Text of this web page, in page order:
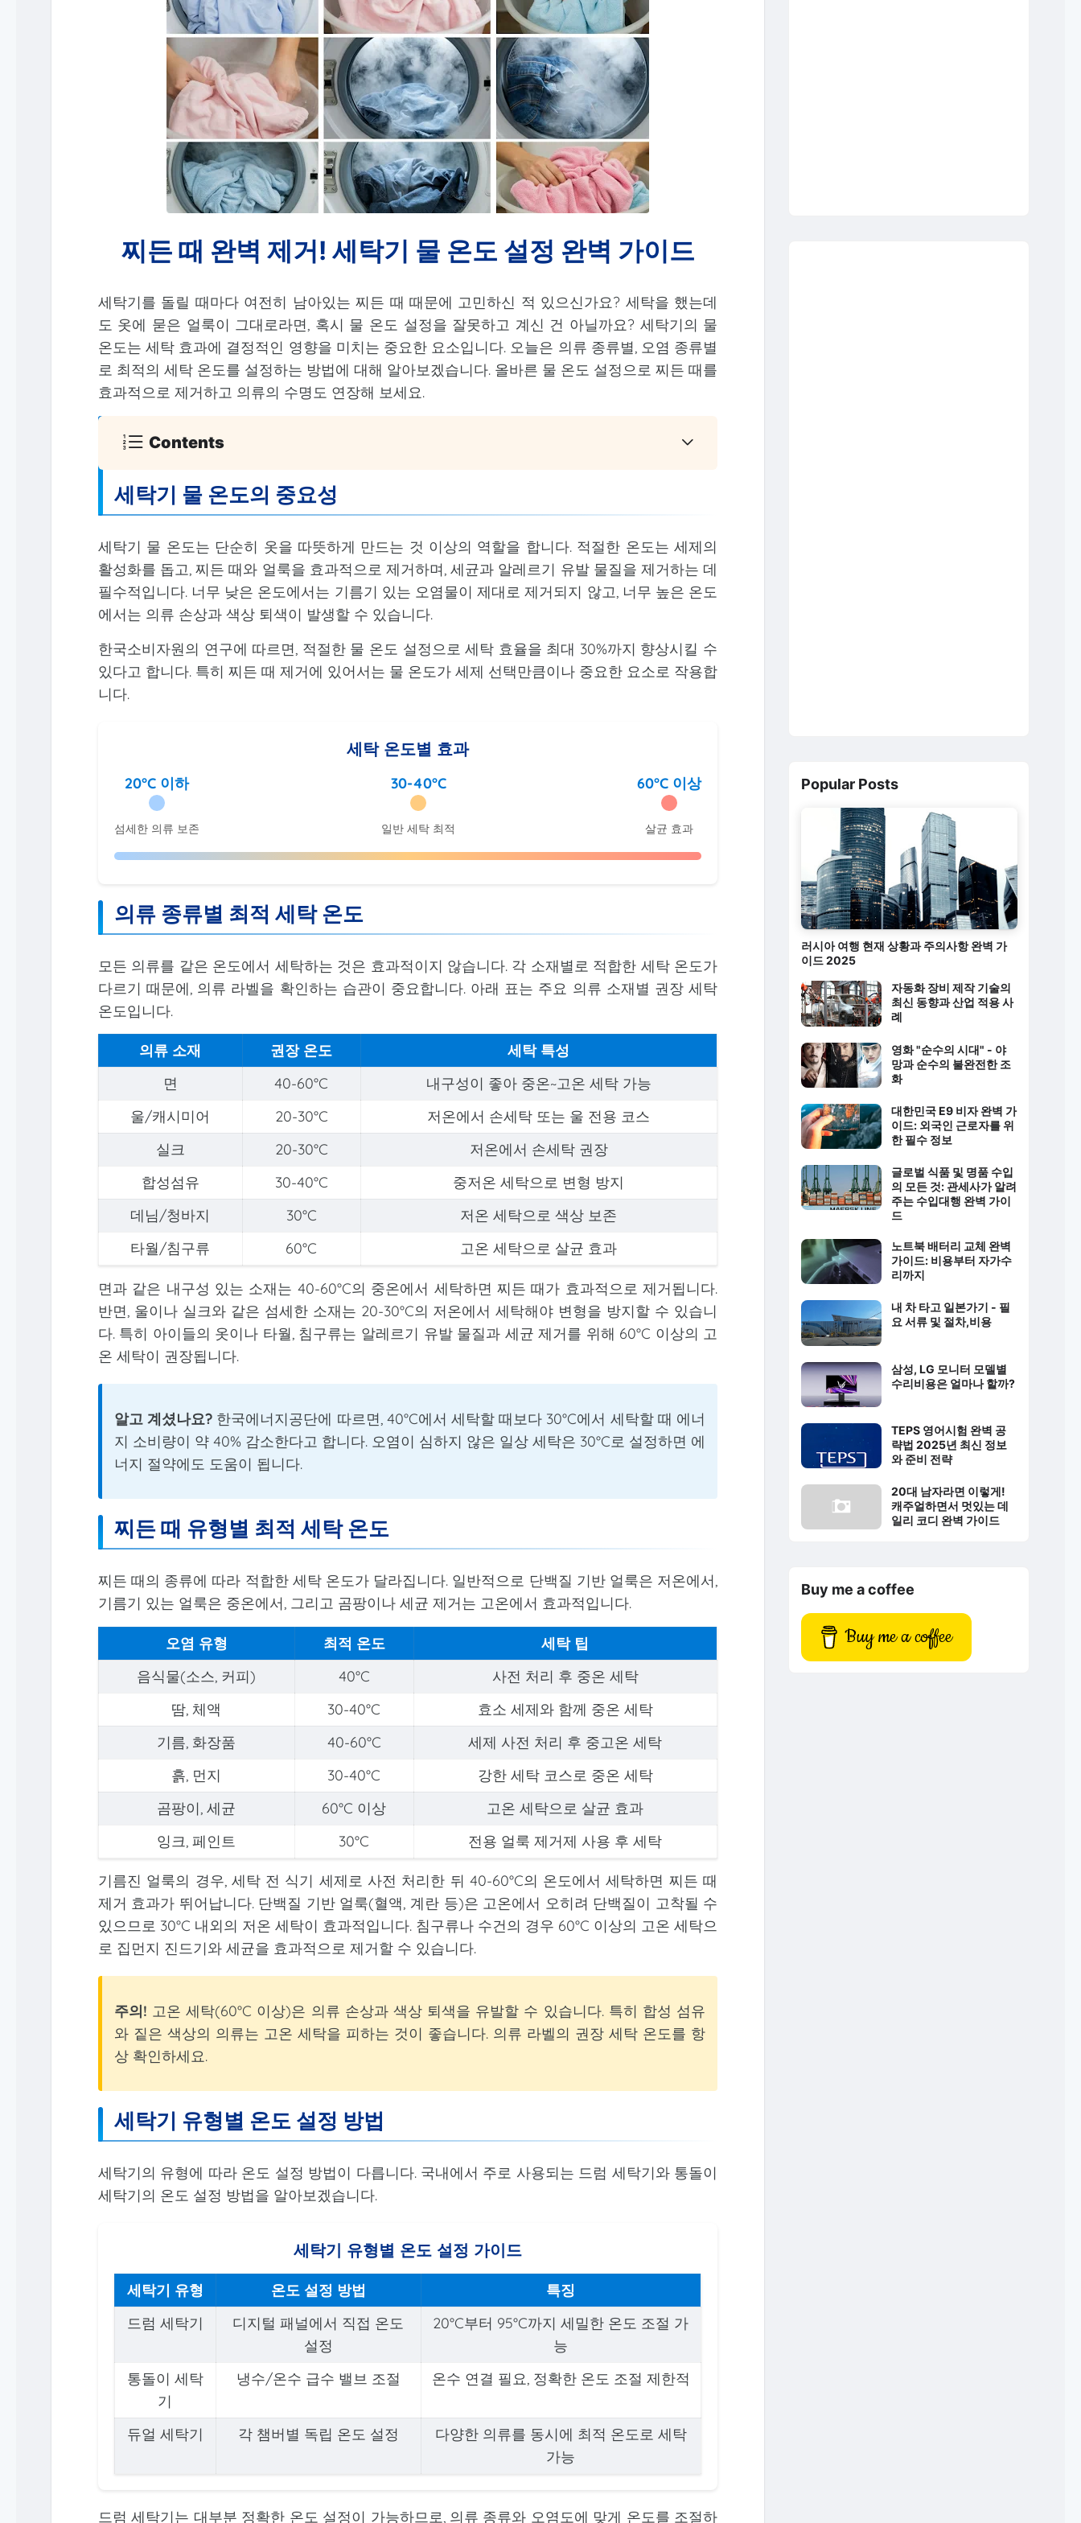
찌든 때 완벽 제거! 세탁기 물 온도 설정 완벽 가이드
세탁기를 돌릴 때마다 여전히 남아있는 찌든 때 때문에 고민하신 적 있으신가요? 세탁을 했는데
도 옷에 묻은 얼룩이 그대로라면, 혹시 물 온도 설정을 잘못하고 계신 건 아닐까요? 세탁기의 물
온도는 세탁 효과에 결정적인 영향을 미치는 중요한 요소입니다. 오늘은 의류 종류별, 오염 종류별
로 최적의 세탁 온도를 설정하는 방법에 대해 알아보겠습니다. 올바른 물 온도 설정으로 찌든 때를
효과적으로 제거하고 의류의 수명도 연장해 보세요.
Contents
세탁기 물 온도의 중요성
세탁기 물 온도는 단순히 옷을 따뜻하게 만드는 것 이상의 역할을 합니다. 적절한 온도는 세제의
활성화를 돕고, 찌든 때와 얼룩을 효과적으로 제거하며, 세균과 알레르기 유발 물질을 제거하는 데
필수적입니다. 너무 낮은 온도에서는 기름기 있는 오염물이 제대로 제거되지 않고, 너무 높은 온도
에서는 의류 손상과 색상 퇴색이 발생할 수 있습니다.
한국소비자원의 연구에 따르면, 적절한 물 온도 설정으로 세탁 효율을 최대 30%까지 향상시킬 수
있다고 합니다. 특히 찌든 때 제거에 있어서는 물 온도가 세제 선택만큼이나 중요한 요소로 작용합
니다.
세탁 온도별 효과
20°C 이하
섬세한 의류 보존
30-40°C
일반 세탁 최적
60°C 이상
살균 효과
의류 종류별 최적 세탁 온도
모든 의류를 같은 온도에서 세탁하는 것은 효과적이지 않습니다. 각 소재별로 적합한 세탁 온도가
다르기 때문에, 의류 라벨을 확인하는 습관이 중요합니다. 아래 표는 주요 의류 소재별 권장 세탁
온도입니다.
의류 소재 권장 온도
세탁 특성
면
40-60°C
내구성이 좋아 중온~고온 세탁 가능
울/캐시미어
20-30°C
저온에서 손세탁 또는 울 전용 코스
실크
20-30°C
저온에서 손세탁 권장
합성섬유
30-40°C
중저온 세탁으로 변형 방지
데님/청바지
30°C
저온 세탁으로 색상 보존
타월/침구류
60°C 고온 세탁으로 살균 효과
면과 같은 내구성 있는 소재는 40-60°C의 중온에서 세탁하면 찌든 때가 효과적으로 제거됩니다.
반면, 울이나 실크와 같은 섬세한 소재는 20-30°C의 저온에서 세탁해야 변형을 방지할 수 있습니
다. 특히 아이들의 옷이나 타월, 침구류는 알레르기 유발 물질과 세균 제거를 위해 60°C 이상의 고
온 세탁이 권장됩니다.
알고 계셨나요? 한국에너지공단에 따르면, 40°C에서 세탁할 때보다 30°C에서 세탁할 때 에너
지 소비량이 약 40% 감소한다고 합니다. 오염이 심하지 않은 일상 세탁은 30°C로 설정하면 에
너지 절약에도 도움이 됩니다.
찌든 때 유형별 최적 세탁 온도
찌든 때의 종류에 따라 적합한 세탁 온도가 달라집니다. 일반적으로 단백질 기반 얼룩은 저온에서,
기름기 있는 얼룩은 중온에서, 그리고 곰팡이나 세균 제거는 고온에서 효과적입니다.
오염 유형 최적 온도
세탁 팁
음식물(소스, 커피)
40°C
사전 처리 후 중온 세탁
땀, 체액
30-40°C
효소 세제와 함께 중온 세탁
기름, 화장품
40-60°C
세제 사전 처리 후 중고온 세탁
흙, 먼지
30-40°C
강한 세탁 코스로 중온 세탁
곰팡이, 세균
60°C 이상
고온 세탁으로 살균 효과
잉크, 페인트
30°C 전용 얼룩 제거제 사용 후 세탁
기름진 얼룩의 경우, 세탁 전 식기 세제로 사전 처리한 뒤 40-60°C의 온도에서 세탁하면 찌든 때
제거 효과가 뛰어납니다. 단백질 기반 얼룩(혈액, 계란 등)은 고온에서 오히려 단백질이 고착될 수
있으므로 30°C 내외의 저온 세탁이 효과적입니다. 침구류나 수건의 경우 60°C 이상의 고온 세탁으
로 집먼지 진드기와 세균을 효과적으로 제거할 수 있습니다.
주의! 고온 세탁(60°C 이상)은 의류 손상과 색상 퇴색을 유발할 수 있습니다. 특히 합성 섬유
와 짙은 색상의 의류는 고온 세탁을 피하는 것이 좋습니다. 의류 라벨의 권장 세탁 온도를 항
상 확인하세요.
세탁기 유형별 온도 설정 방법
세탁기의 유형에 따라 온도 설정 방법이 다릅니다. 국내에서 주로 사용되는 드럼 세탁기와 통돌이
세탁기의 온도 설정 방법을 알아보겠습니다.
세탁기 유형별 온도 설정 가이드
세탁기 유형 온도 설정 방법
특징
드럼 세탁기
디지털 패널에서 직접 온도
설정
20°C부터 95°C까지 세밀한 온도 조절 가
능
통돌이 세탁
기
냉수/온수 급수 밸브 조절 온수 연결 필요, 정확한 온도 조절 제한적
듀얼 세탁기 각 챔버별 독립 온도 설정
다양한 의류를 동시에 최적 온도로 세탁
가능
드럼 세탁기는 대부분 정확한 온도 설정이 가능하므로, 의류 종류와 오염도에 맞게 온도를 조절하
Popular Posts
러시아 여행 현재 상황과 주의사항 완벽 가
이드 2025
자동화 장비 제작 기술의
최신 동향과 산업 적용 사
례
영화 "순수의 시대" - 야
망과 순수의 불완전한 조
화
대한민국 E9 비자 완벽 가
이드: 외국인 근로자를 위
한 필수 정보
글로벌 식품 및 명품 수입
의 모든 것: 관세사가 알려
주는 수입대행 완벽 가이
드
노트북 배터리 교체 완벽
가이드: 비용부터 자가수
리까지
내 차 타고 일본가기 - 필
요 서류 및 절차,비용
삼성, LG 모니터 모델별
수리비용은 얼마나 할까?
TEPS 영어시험 완벽 공
략법 2025년 최신 정보
와 준비 전략
20대 남자라면 이렇게!
캐주얼하면서 멋있는 데
일리 코디 완벽 가이드
Buy me a coffee
Buy me a coffee